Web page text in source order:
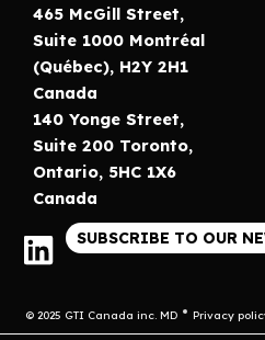
465 McGill Street,
Suite 1000 Montréal
(Québec), H2Y 2H1
Canada
140 Yonge Street,
Suite 200 Toronto,
Ontario, 5HC 1X6
Canada
SUBSCRIBE TO OUR
© 2025 GTI Canada inc. MD Privacy